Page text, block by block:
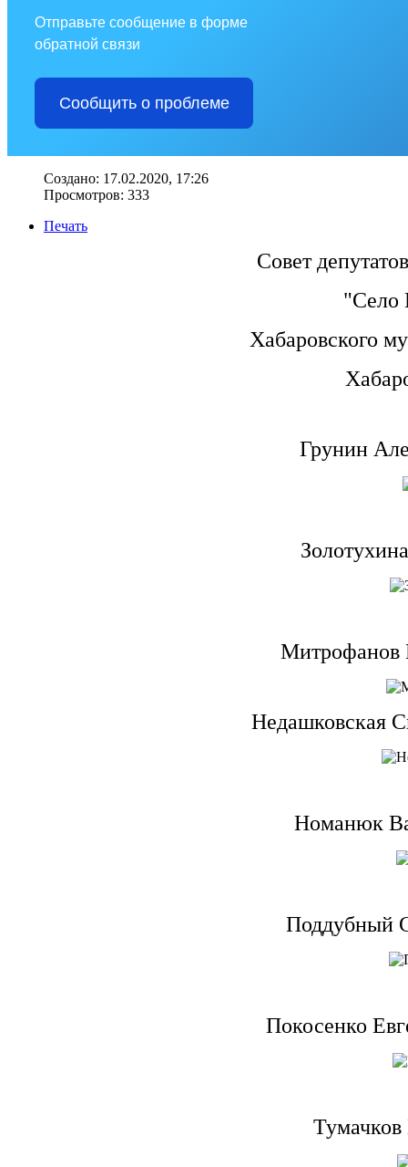
Отправьте сообщение в форме
обратной связи
Сообщить о проблеме
Создано: 17.02.2020, 17:26
Просмотров: 333
Печать
Совет
"Село
Хабаровского
Грунин
Митрофанов
Недашковская
Номанюк
Поддубный
Покосенко
Тумачков